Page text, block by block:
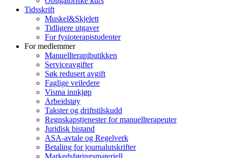
Tidsskrift
Muskel&Skjelett
Tidligere utgaver
For fysioterapistudenter
For medlemmer
Manuellterapibutikken
Serviceavgifter
Søk redusert avgift
Faglige veiledere
Visma innkjøp
Arbeidstøy
Takster og driftstilskudd
Regnskapstjenester for manuellterapeuter
Juridisk bistand
ASA-avtale og Regelverk
Betaling for journalutskrifter